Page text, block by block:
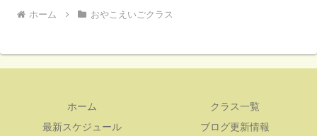
ホーム おやこえいごクラス
ホーム
クラス一覧
最新スケジュール
ブログ更新情報